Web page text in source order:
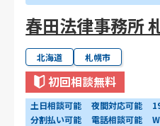
春田法律事務所
北海道 札幌市
初回相談無料
土日相談可能 夜間対応可能
分割払い可能
電話相談可能